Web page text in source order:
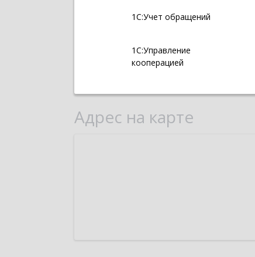
1С:Учет обращений
1С:Управление
кооперацией
Адрес на карте